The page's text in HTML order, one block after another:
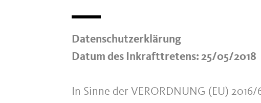
Datenschutzerklärung
Datum des Inkrafttretens: 25/05/2018
In Sinne der VERORDNUNG (EU)